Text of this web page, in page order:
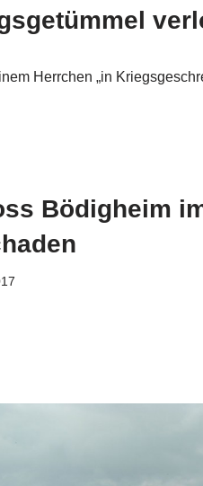
Herrchen „in
Bödigheim